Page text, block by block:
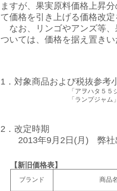
ますが、果実原料価格上昇
て価格を引き上げる価格改
なお、リンゴやアンズ等、
ついては、価格を据え置き
1．対象商品および税抜参考
「アヲハタ５
「ランプジャム
2．改定時期
2013年9月2日(月) 弊社
【新旧価格表】
ブランド 商品